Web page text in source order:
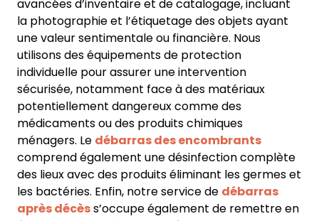
avancées d’inventaire et de catalogage, incluant
la photographie et l’étiquetage des objets ayant
une valeur sentimentale ou financière. Nous
utilisons des équipements de protection
individuelle pour assurer une intervention
sécurisée, notamment face à des matériaux
potentiellement dangereux comme des
médicaments ou des produits chimiques
ménagers. Le débarras des encombrants
comprend également une désinfection complète
des lieux avec des produits éliminant les germes et
les bactéries. Enfin, notre service de débarras
après décèss’occupe également de remettre en